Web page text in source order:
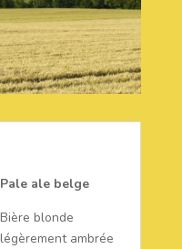
Pale ale belge
Bière blonde
légèrement ambrée